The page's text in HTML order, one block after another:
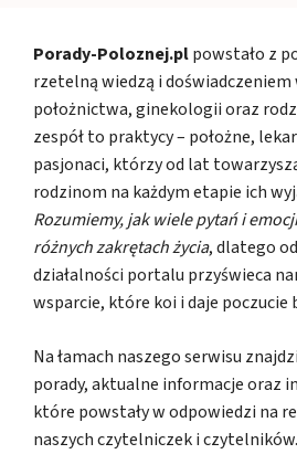
Porady-Poloznej.plpowstało z
rzetelną wiedzą i doświadczeniem
położnictwa, ginekologii oraz
zespół to praktycy – położne,
pasjonaci, którzy od lat
rodzinom na każdym etapie ich
Rozumiemy, jak wiele pytań i
różnych zakrętach życia, dlatego
działalności portalu przyświeca
wsparcie, które koi i daje poczucie
Na łamach naszego serwisu
porady, aktualne informacje oraz
które powstały w odpowiedzi na
naszych czytelniczek i czytelników.